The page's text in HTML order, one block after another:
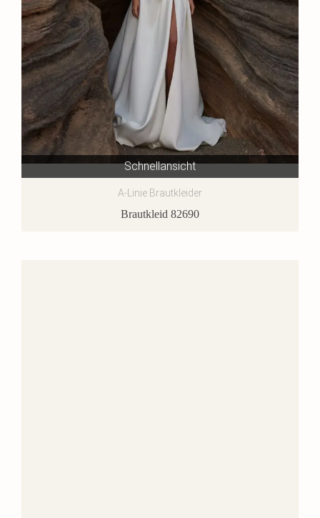
Schnellansicht
A-Linie Brautkleider
Brautkleid 82690